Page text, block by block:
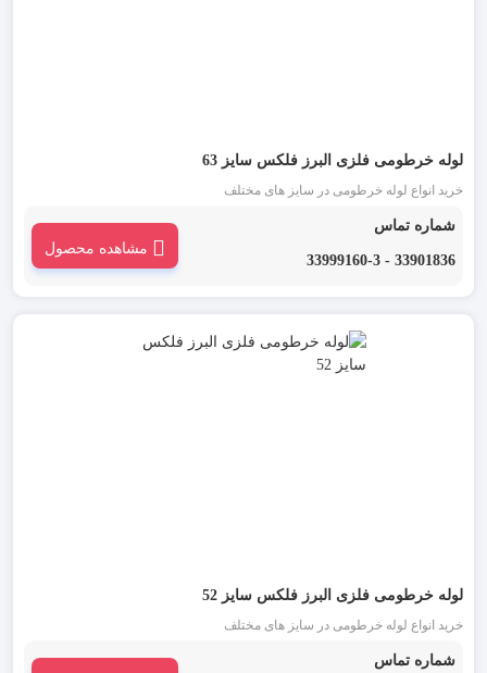
لوله خرطومی فلزی البرز فلکس سایز 63
خرید انواع لوله خرطومی در سایز های مختلف
شماره تماس
33901836 - 33999160-3
مشاهده محصول
لوله خرطومی فلزی البرز فلکس سایز 52
خرید انواع لوله خرطومی در سایز های مختلف
شماره تماس